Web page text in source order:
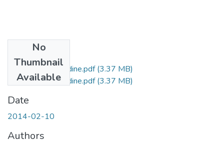
No
Thumbnail
Available
kadoussi-nour eddine.pdf(3.37 MB)
kadoussi-nour eddine.pdf(3.37 MB)
Date
2014-02-10
Authors